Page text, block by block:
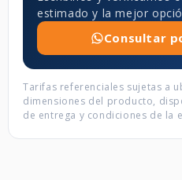
estimado y la mejor
Consultar
Tarifas referenciales sujetas a
dimensiones del producto,
de entrega y condiciones de la